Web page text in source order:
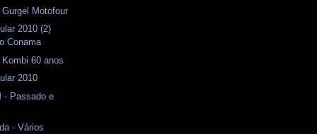
Motofour
2010 (2)
Conama
60 anos
2010
- Passado e
- Vários